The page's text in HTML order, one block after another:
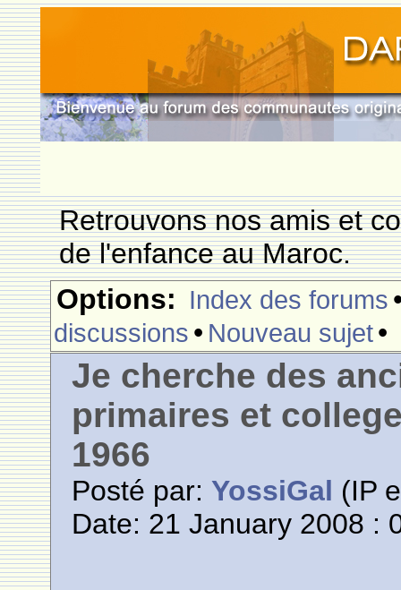
Retrouvons nos amis et
de l'enfance au Maroc.
Options: Index des forums
discussions • Nouveau sujet•
Je cherche des
primaires et
1966
Posté par: YossiGal (IP
Date: 21 January 2008 :